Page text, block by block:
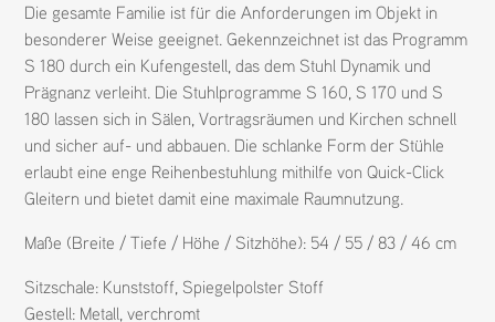
Die gesamte Familie ist für die Anforderungen im Objekt in
besonderer Weise geeignet. Gekennzeichnet ist das Programm
S 180 durch ein Kufengestell, das dem Stuhl Dynamik und
Prägnanz verleiht. Die Stuhlprogramme S 160, S 170 und S
180 lassen sich in Sälen, Vortragsräumen und Kirchen schnell
und sicher auf- und abbauen. Die schlanke Form der Stühle
erlaubt eine enge Reihenbestuhlung mithilfe von Quick-Click
Gleitern und bietet damit eine maximale Raumnutzung.
Maße (Breite / Tiefe / Höhe / Sitzhöhe): 54 / 55 / 83 / 46 cm
Sitzschale: Kunststoff, Spiegelpolster Stoff
Gestell: Metall,verchromt